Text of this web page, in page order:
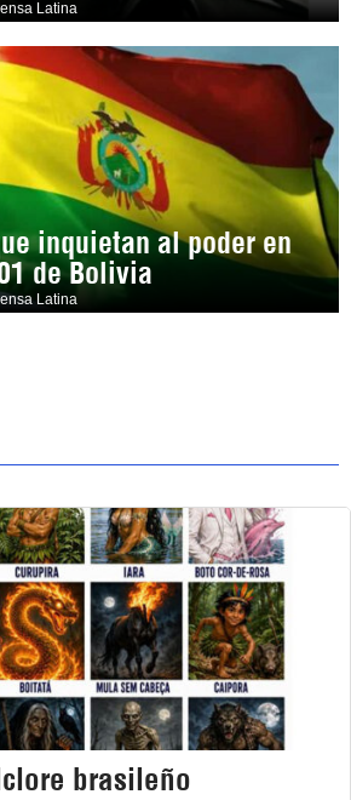
Latina
inquietan al poder en
de Bolivia
Latina
brasileño